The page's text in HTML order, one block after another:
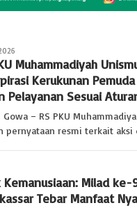
Muhammadiyah
Kerukunan
Pelayanan Sesuai
– RS PKU
pernyataan resmi terkait
Milad ke-
Tebar Manfaat